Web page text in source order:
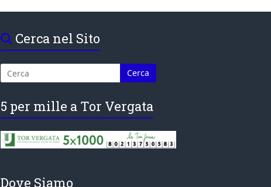
Cerca nel Sito
5 per mille a Tor Vergata
Dove Siamo